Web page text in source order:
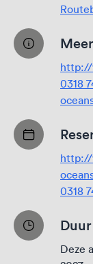
http://
0318
http://
0318
Deze